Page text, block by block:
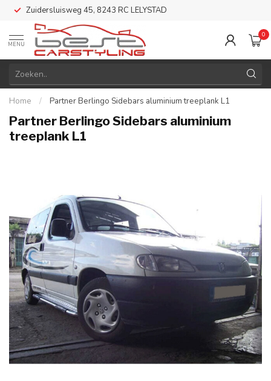
Zuidersluisweg 45, 8243 RC LELYSTAD
MENU
0
Home / Partner Berlingo Sidebars aluminium treeplank L1
Partner Berlingo Sidebars aluminium
treeplank L1